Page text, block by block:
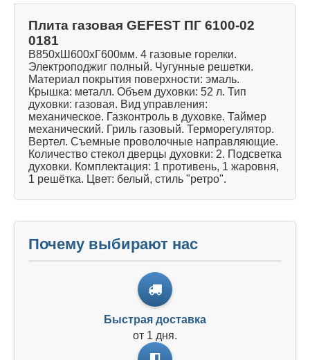
Плита газовая GEFEST ПГ 6100-02
0181
В850хШ600хГ600мм. 4 газовые горелки.
Электроподжиг полный. Чугунные решетки.
Материал покрытия поверхности: эмаль.
Крышка: металл. Объем духовки: 52 л. Тип
духовки: газовая. Вид управления:
механическое. Газконтроль в духовке. Таймер
механический. Гриль газовый. Терморегулятор.
Вертел. Съемные проволочные направляющие.
Количество стекол дверцы духовки: 2. Подсветка
духовки. Комплектация: 1 противень, 1 жаровня,
1 решётка. Цвет: белый, стиль "ретро".
Почему выбирают нас
Быстрая доставка
от 1 дня.